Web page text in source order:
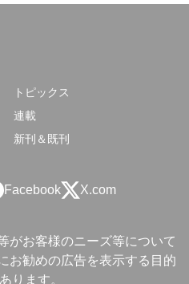
トピックス
連載
新刊＆既刊
Facebook X.com
がお客様のニーズ等について
お勧めの広告を表示する目的
ります。